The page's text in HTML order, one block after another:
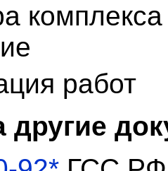
работ
другие